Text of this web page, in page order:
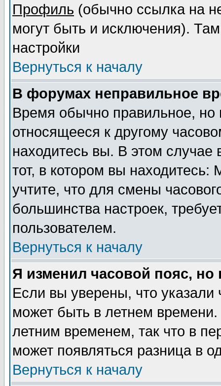
Профиль (обычно ссылка на
могут быть и исключения).
настройки
Вернуться к началу
В форумах неправильное
Время обычно правильное,
относящееся к другому
находитесь вы. В этом
тот, в котором вы
учтите, что для смены
большинства настроек,
пользователем.
Вернуться к началу
Я изменил часовой пояс,
Если вы уверены, что указали
может быть в летнем
летним временем, так что в
может появляться разница в
Вернуться к началу